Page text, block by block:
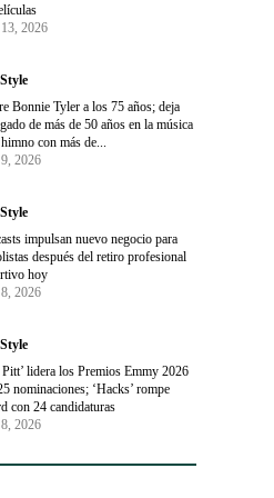
2026
Bonnie Tyler a los 75 años; deja
de más de 50 años en la música
con más de...
2026
impulsan nuevo negocio para
después del retiro profesional
hoy
2026
Pitt’ lidera los Premios Emmy 2026
nominaciones; ‘Hacks’ rompe
con 24 candidaturas
2026